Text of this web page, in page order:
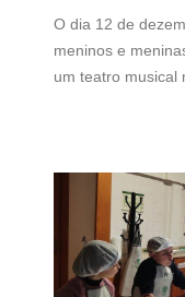
O dia 12 de
meninos e
um teatro